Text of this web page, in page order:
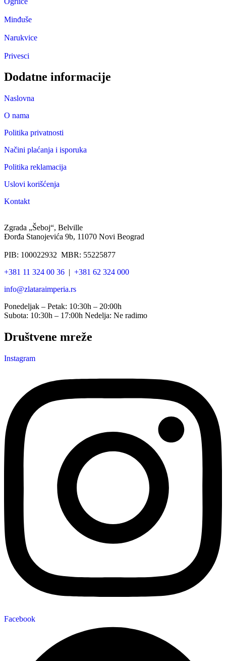
Minđuše
Narukvice
Privesci
Dodatne informacije
Naslovna
O nama
Politika privatnosti
Načini plaćanja i isporuka
Politika reklamacija
Uslovi korišćenja
Kontakt
Zgrada „Šeboj“, Belville
Đorđa Stanojevića 9b, 11070 Novi Beograd
PIB: 100022932 MBR: 55225877
+381 11 324 00 36 | +381 62 324 000
info@zlataraimperia.rs
Ponedeljak – Petak: 10:30h – 20:00h
Subota: 10:30h – 17:00h Nedelja: Ne radimo
Društvene mreže
Instagram
Facebook